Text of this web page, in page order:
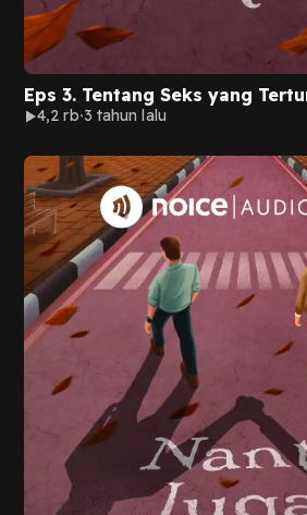
Eps 3. Tentang Seks yang
4,2 rb 3 tahun lalu